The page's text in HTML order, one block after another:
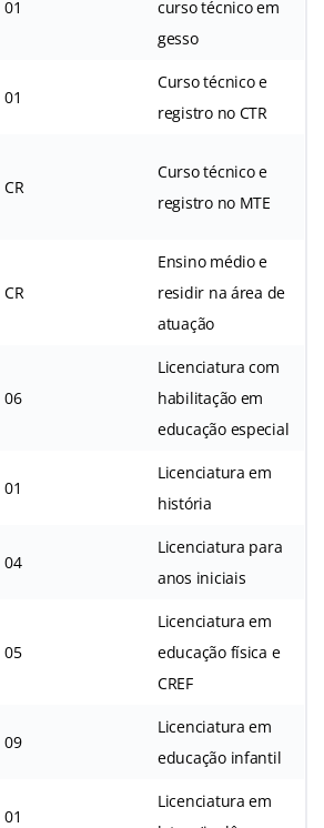
01
curso técnico em
gesso
01
Curso técnico e
registro no CTR
CR
Curso técnico e
registro no MTE
CR
Ensino médio e
residir na área de
atuação
06
Licenciatura com
habilitação em
educação especial
01
Licenciatura em
história
04
Licenciatura para
anos iniciais
05
Licenciatura em
educação física e
CREF
09
Licenciatura em
educação infantil
01
Licenciatura em